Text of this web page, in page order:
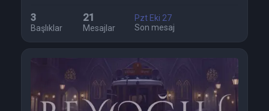
3
Başlıklar
21
Mesajlar
Pzt Eki 27
Son mesaj